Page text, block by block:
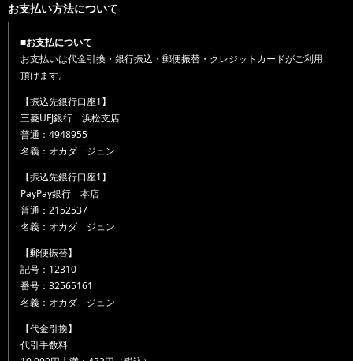
お支払い方法について
■お支払について
お支払いは代金引換・銀行振込・郵便振替・クレジットカードがご利用
頂けます。
【振込先銀行口座1】
三菱UFJ銀行 浜松支店
普通：4948955
名義：オカダ ジュン
【振込先銀行口座1】
PayPay銀行 本店
普通：2152537
名義：オカダ ジュン
【郵便振替】
記号：12310
番号：32565161
名義：オカダ ジュン
【代金引換】
代引手数料